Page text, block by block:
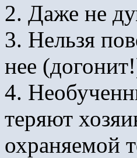
2. Даже не
3. Нельзя
нее
4.
теряют
охраняемой